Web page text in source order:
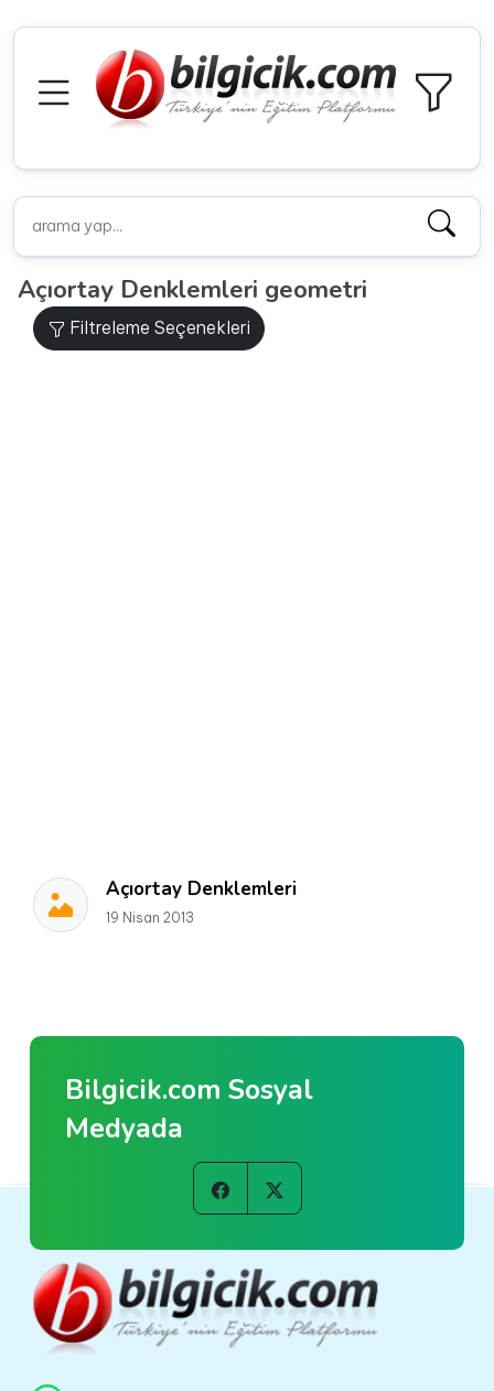
Açıortay Denklemleri geometri
Filtreleme Seçenekleri
Açıortay Denklemleri
19 Nisan 2013
Bilgicik.com Sosyal
Medyada